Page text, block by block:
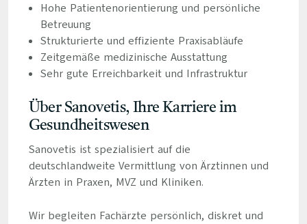
Hohe Patientenorientierung und persönliche
Betreuung
Strukturierte und effiziente Praxisabläufe
Zeitgemäße medizinische Ausstattung
Sehr gute Erreichbarkeit und Infrastruktur
Über Sanovetis, Ihre Karriere im
Gesundheitswesen
Sanovetis ist spezialisiert auf die
deutschlandweite Vermittlung von Ärztinnen und
Ärzten in Praxen, MVZ und Kliniken.
Wir begleiten Fachärzte persönlich, diskret und